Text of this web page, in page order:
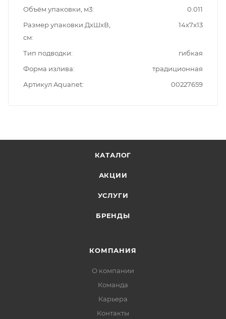
Объём упаковки, м3
0.011
Размер упаковки ДxШxВ,
см
14x7x13
Тип подводки
гибкая
Форма излива
традиционная
Артикул Aquanet
00227659
КАТАЛОГ
АКЦИИ
УСЛУГИ
БРЕНДЫ
КОМПАНИЯ
О компании
Команда
Карьера
Контакты